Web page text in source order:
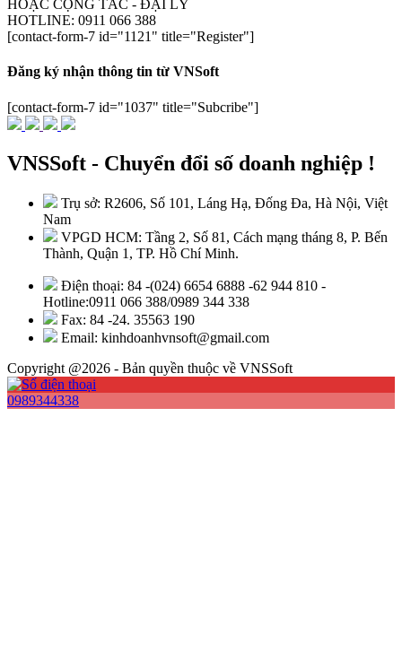
HOẶC CỘNG TÁC - ĐẠI LÝ
HOTLINE: 0911 066 388
[contact-form-7 id="1121" title="Register"]
Đăng ký nhận thông tin từ VNSoft
[contact-form-7 id="1037" title="Subcribe"]
VNSSoft - Chuyển đổi số doanh nghiệp !
Trụ sở: R2606, Số 101, Láng Hạ, Đống Đa, Hà Nội, Việt
Nam
VPGD HCM: Tầng 2, Số 81, Cách mạng tháng 8, P. Bến
Thành, Quận 1, TP. Hồ Chí Minh.
Điện thoại: 84 -(024) 6654 6888 -62 944 810 -
Hotline:0911 066 388/0989 344 338
Fax: 84 -24. 35563 190
Email: kinhdoanhvnsoft@gmail.com
Copyright @2026 - Bản quyền thuộc về VNSSoft
0989344338